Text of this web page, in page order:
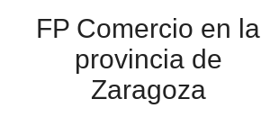
FP Comercio en la
provincia de
Zaragoza